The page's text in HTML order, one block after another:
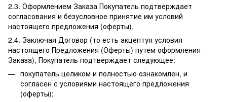
2.3. Оформлением Заказа Покупатель подтверждает
согласования и безусловное принятие им условий
настоящего предложения (оферты).
2.4. Заключая Договор (то есть акцептуя условия
настоящего Предложения (Оферты) путем оформления
Заказа), Покупатель подтверждает следующее:
покупатель целиком и полностью ознакомлен, и
согласен с условиями настоящего предложения
(оферты);